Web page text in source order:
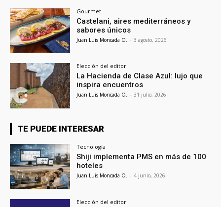
Gourmet
Castelani, aires mediterráneos y
sabores únicos
Juan Luis Moncada O. - 3 agosto, 2026
Elección del editor
La Hacienda de Clase Azul: lujo que
inspira encuentros
Juan Luis Moncada O. - 31 julio, 2026
TE PUEDE INTERESAR
Tecnología
Shiji implementa PMS en más de 100
hoteles
Juan Luis Moncada O. - 4 junio, 2026
Elección del editor